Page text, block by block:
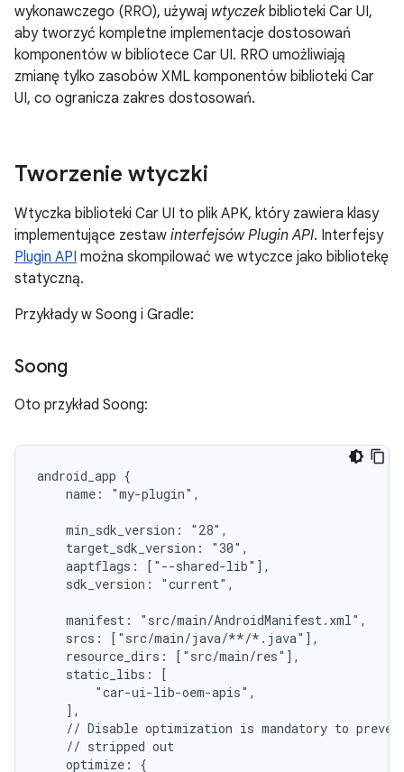
wykonawczego (RRO), używaj wtyczekbiblioteki Car UI,
aby tworzyć kompletne implementacje dostosowań
komponentów w bibliotece Car UI. RRO umożliwiają
zmianę tylko zasobów XML komponentów biblioteki Car
UI, co ogranicza zakres dostosowań.
Tworzenie wtyczki
Wtyczka biblioteki Car UI to plik APK, który zawiera klasy
implementujące zestaw interfejsów Plugin API. Interfejsy
Plugin API można skompilować we wtyczce jako bibliotekę
statyczną.
Przykłady w Soong i Gradle:
Soong
Oto przykład Soong:
android_app {
    name: "my-plugin",
    min_sdk_version: "28",
    target_sdk_version: "30",
    aaptflags: ["--shared-lib"],
    sdk_version: "current",
    manifest: "src/main/AndroidManifest.xml",
    srcs: ["src/main/java/**/*.java"],
    resource_dirs: ["src/main/res"],
    static_libs: [
        "car-ui-lib-oem-apis",
    ],
// Disable optimization is mandatory to
    // stripped out
    optimize: {